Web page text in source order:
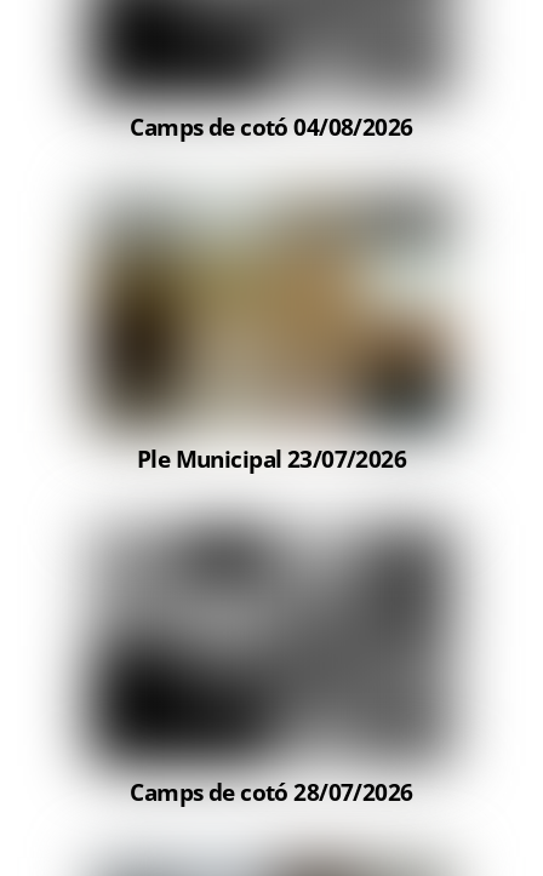
Camps de cotó 04/08/2026
Ple Municipal 23/07/2026
Camps de cotó 28/07/2026